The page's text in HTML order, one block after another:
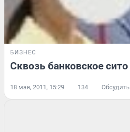
БИЗНЕС
Сквозь банковское сито
18 мая, 2011, 15:29 134 Обсудить